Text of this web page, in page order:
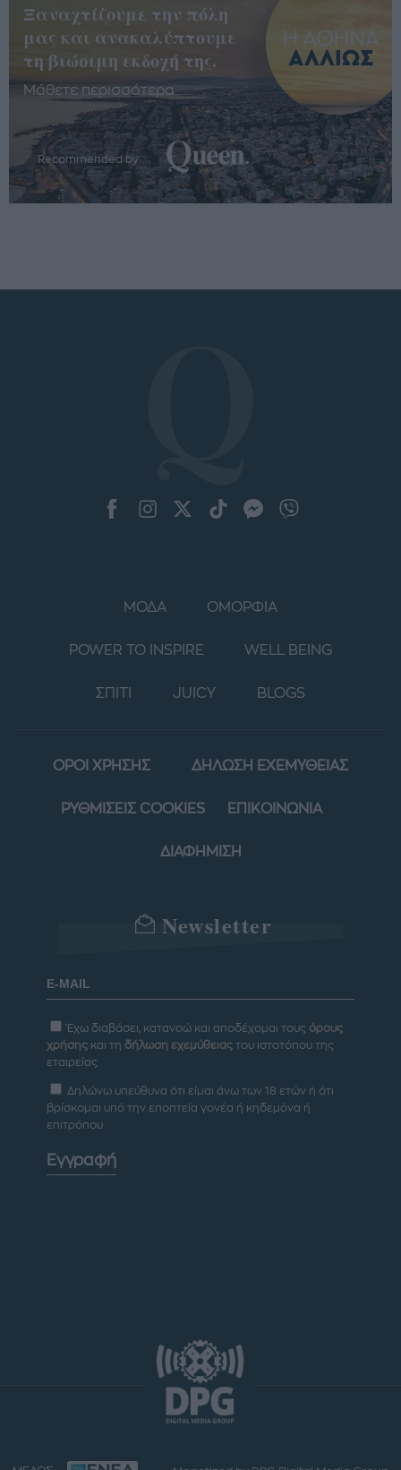
Ξαναχτίζουμε την πόλη
μας και ανακαλύπτουμε
τη βιώσιμη εκδοχή της.
Μάθετε περισσότερα
Recommended by
ΜΟΔΑ ΟΜΟΡΦΙΑ
POWER TO INSPIRE WELL BEING
ΣΠΙΤΙ JUICY BLOGS
ΟΡΟΙ ΧΡΗΣΗΣ ΔΗΛΩΣΗ ΕΧΕΜΥΘΕΙΑΣ
ΡΥΘΜΙΣΕΙΣ COOKIES ΕΠΙΚΟΙΝΩΝΙΑ
ΔΙΑΦΗΜΙΣΗ
Newsletter
Έχω διαβάσει, κατανοώ και αποδέχομαι τους όρους
χρήσης και τη δήλωση εχεμύθειας του ιστοτόπου της
εταιρείας
Δηλώνω υπεύθυνα ότι είμαι άνω των 18 ετών ή ότι
βρίσκομαι υπό την εποπτεία γονέα ή κηδεμόνα ή
επιτρόπου
Εγγραφή